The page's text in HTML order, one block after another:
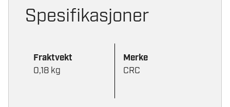
Spesifikasjoner
Fraktvekt
0,18 kg
Merke
CRC